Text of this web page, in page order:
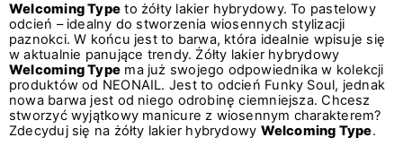
Welcoming Type to żółty lakier hybrydowy. To pastelowy
odcień – idealny do stworzenia wiosennych stylizacji
paznokci. W końcu jest to barwa, która idealnie wpisuje się
w aktualnie panujące trendy. Żółty lakier hybrydowy
Welcoming Type ma już swojego odpowiednika w kolekcji
produktów od NEONAIL. Jest to odcień Funky Soul, jednak
nowa barwa jest od niego odrobinę ciemniejsza. Chcesz
stworzyć wyjątkowy manicure z wiosennym charakterem?
Zdecyduj się na żółty lakier hybrydowy Welcoming Type.